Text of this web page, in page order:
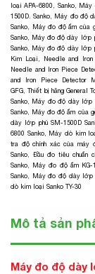
loại APA-6800, Sanko, Máy
1500D. Sanko
Máy đo độ
Sanko
Máy đo độ ẩm của
Sanko
Máy đo độ dày lớp
Sanko
Máy đo độ dày lớp
Kim Loại, Needle and Iron
Needle and Iron Piece
and Iron Piece Detector
GFG ,Thiết bị hãng General
Sanko
Máy đo độ dày lớp
Sanko
Máy đo độ ẩm của
dày lớp phủ SM-1500D
6800 Sanko, Máy dò kim
tra độ chính xác của máy
Sanko ,Đầu đo tiêu chuẩn
Sanko
Máy đo độ ẩm KG-
Sanko
Máy đo độ dày lớp
dò kim loại Sanko TY-30
Mô tả sản
Máy đo độ dày